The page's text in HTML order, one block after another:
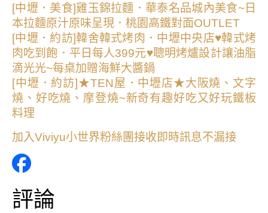
[中壢．美食]雞玉錦拉麵．華泰名品城內美食~日
本拉麵原汁原味呈現．桃園高鐵對面OUTLET
[中壢．約訪]韓舍韓式烤肉．中壢中央店♥韓式烤
肉吃到飽．平日每人399元♥聰明烤爐設計讓油脂
滴光光~每桌加贈海鮮大醬鍋
[中壢．約訪]★TEN屋．中壢店★大阪燒、文字
燒、好吃燒、摩登燒~新奇有趣好吃又好玩鐵板
料理
加入Viviyu小世界粉絲團接收即時訊息不漏接
評論